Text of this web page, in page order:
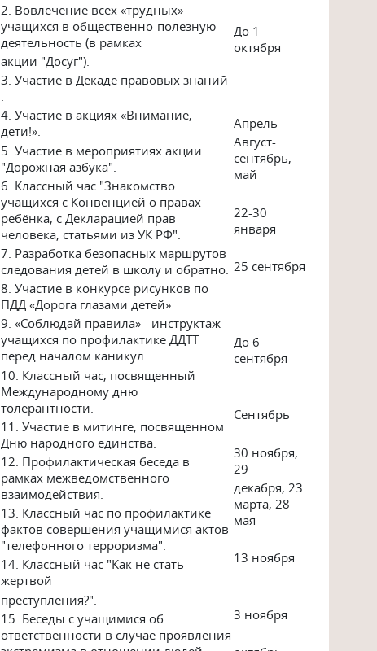
2. Вовлечение всех «трудных»
учащихся в общественно-полезную
деятельность (в рамках
акции "Досуг").
3. Участие в Декаде правовых знаний
.
4. Участие в акциях «Внимание,
дети!».
5. Участие в мероприятиях акции
"Дорожная азбука".
6. Классный час "Знакомство
учащихся с Конвенцией о правах
ребёнка, с Декларацией прав
человека, статьями из УК РФ".
7. Разработка безопасных маршрутов
следования детей в школу и обратно.
8. Участие в конкурсе рисунков по
ПДД «Дорога глазами детей»
9. «Соблюдай правила» - инструктаж
учащихся по профилактике ДДТТ
перед началом каникул.
10. Классный час, посвященный
Международному дню
толерантности.
11. Участие в митинге, посвященном
Дню народного единства.
12. Профилактическая беседа в
рамках межведомственного
взаимодействия.
13. Классный час по профилактике
фактов совершения учащимися актов
"телефонного терроризма".
14. Классный час "Как не стать
жертвой
преступления?".
15. Беседы с учащимися об
ответственности в случае проявления
До 1
октября
Апрель
Август-
сентябрь,
май
22-30
января
25 сентября
До 6
сентября
Сентябрь
30 ноября,
29
декабря, 23
марта, 28
мая
13 ноября
3 ноября